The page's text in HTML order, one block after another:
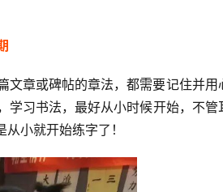
文章或碑帖的章法，都需要记住并用
学习书法，最好从小时候开始，不管
小就开始练字了！